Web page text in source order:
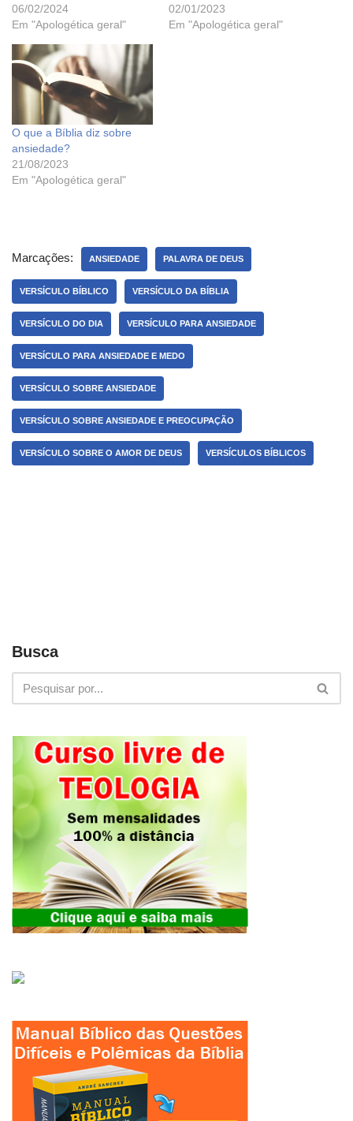
06/02/2024
Em "Apologética geral"
02/01/2023
Em "Apologética geral"
O que a Bíblia diz sobre
ansiedade?
21/08/2023
Em "Apologética geral"
Marcações: ANSIEDADE PALAVRA DE DEUS
VERSÍCULO BÍBLICO VERSÍCULO DA BÍBLIA
VERSÍCULO DO DIA VERSÍCULO PARA ANSIEDADE
VERSÍCULO PARA ANSIEDADE E MEDO
VERSÍCULO SOBRE ANSIEDADE
VERSÍCULO SOBRE ANSIEDADE E PREOCUPAÇÃO
VERSÍCULO SOBRE O AMOR DE DEUS VERSÍCULOS BÍBLICOS
Busca